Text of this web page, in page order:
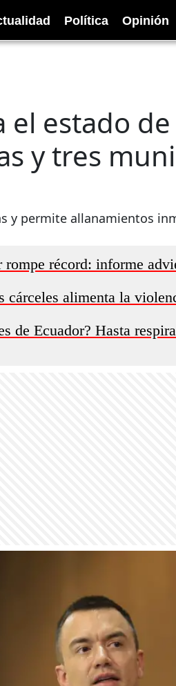
Política Opinión
el estado
y tres
y permite allanamientos
récord: informe
cárceles alimenta la
de Ecuador? Hasta